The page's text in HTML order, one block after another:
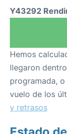
Y43292
Hemos
llegaron
programada,
vuelo de los
y retrasos